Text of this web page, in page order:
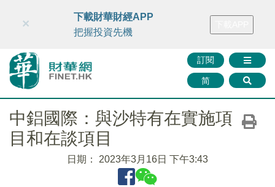
財華智庫網 FINTV FINMETA 財華證券 媒體矩陣
訂閱
简
×
下載財華財經APP
把握投資先機
中鋁國際：與沙特有在實施項
目和在談項目
日期： 2023年3月16日 下午3:43